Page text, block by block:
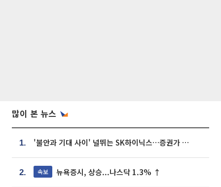
많이 본 뉴스
1. '불안과 기대 사이' 널뛰는 SK하이닉스…증권가 "HBM4·LTA 기반 펀터멘털 견고"
2. 속보 뉴욕증시, 상승...나스닥 1.3% ↑